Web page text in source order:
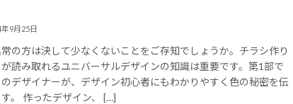
年9月25日
の方は決して少なくないことをご存知でしょうか。チラシ作り
が読み取れるユニバーサルデザインの知識は重要です。第1部で
のデザイナーが、デザイン初心者にもわかりやすく色の秘密を伝
。 作ったデザイン、 […]